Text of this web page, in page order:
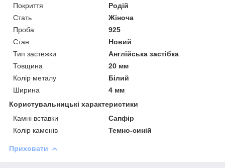
Покриття
Родій
Стать
Жіноча
Проба
925
Стан
Новий
Тип застежки
Англійська застібка
Товщина
20 мм
Колір металу
Білий
Ширина
4 мм
Користувальницькі характеристики
Камні вставки
Сапфір
Колір каменів
Темно-синій
Приховати